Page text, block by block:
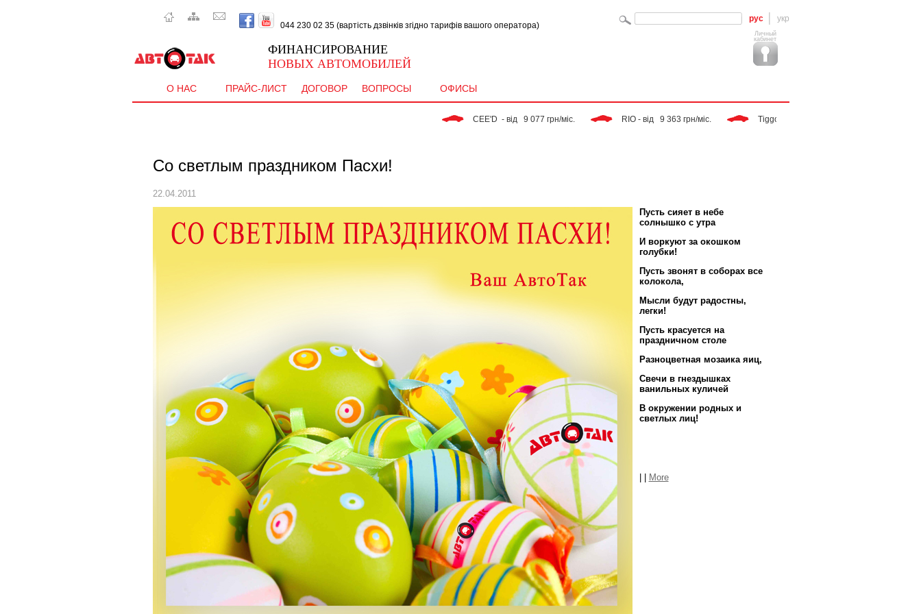
044 230 02 35 (вартість дзвінків згідно тарифів вашого оператора)
рус укр
ФИНАНСИРОВАНИЕ
НОВЫХ АВТОМОБИЛЕЙ
Личный
кабинет
О НАС ПРАЙС-ЛИСТ ДОГОВОР ВОПРОСЫ ОФИСЫ
CEE'D  - від   9 077 грн/міс. RIO - від   9 363 грн/міс. Tiggo - від   9 283 грн/міс.
Со светлым праздником Пасхи!
22.04.2011
Пусть сияет в небе
солнышко с утра
И воркуют за окошком
голубки!
Пусть звонят в соборах все
колокола,
Мысли будут радостны,
легки!
Пусть красуется на
праздничном столе
Разноцветная мозаика яиц,
Свечи в гнездышках
ванильных куличей
В окружении родных и
светлых лиц!
More